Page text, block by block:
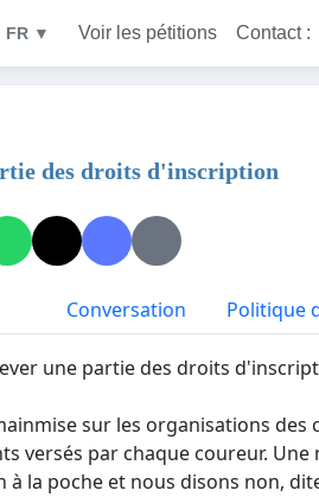
FR ▼ Voir les pétitions Contact :
des droits d'inscription
Conversation Politique
une partie des droits
sur les organisations des
versés par chaque coureur.
la poche et nous disons non,